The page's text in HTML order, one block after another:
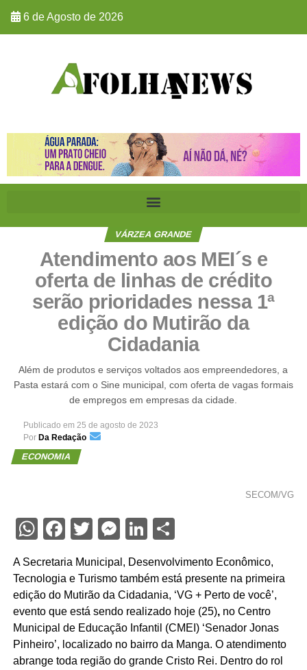
6 de Agosto de 2026
VÁRZEA GRANDE
Atendimento aos MEI´s e
oferta de linhas de crédito
serão prioridades nessa 1ª
edição do Mutirão da
Cidadania
Além de produtos e serviços voltados aos empreendedores, a
Pasta estará com o Sine municipal, com oferta de vagas formais
de empregos em empresas da cidade.
Publicado em 25 de agosto de 2023
Por Da Redação
ECONOMIA
SECOM/VG
WhatsApp
Facebook
Twitter
Messenger
LinkedIn
Share
A Secretaria Municipal, Desenvolvimento Econômico,
Tecnologia e Turismo também está presente na primeira
edição do Mutirão da Cidadania, ‘VG + Perto de você’,
evento que está sendo realizado hoje (25), no Centro
Municipal de Educação Infantil (CMEI) ‘Senador Jonas
Pinheiro’, localizado no bairro da Manga. O atendimento
abrange toda região do grande Cristo Rei. Dentro do rol